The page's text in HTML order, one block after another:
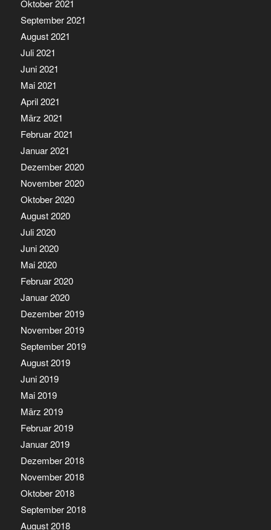
Oktober 2021
September 2021
August 2021
Juli 2021
Juni 2021
Mai 2021
April 2021
März 2021
Februar 2021
Januar 2021
Dezember 2020
November 2020
Oktober 2020
August 2020
Juli 2020
Juni 2020
Mai 2020
Februar 2020
Januar 2020
Dezember 2019
November 2019
September 2019
August 2019
Juni 2019
Mai 2019
März 2019
Februar 2019
Januar 2019
Dezember 2018
November 2018
Oktober 2018
September 2018
August 2018